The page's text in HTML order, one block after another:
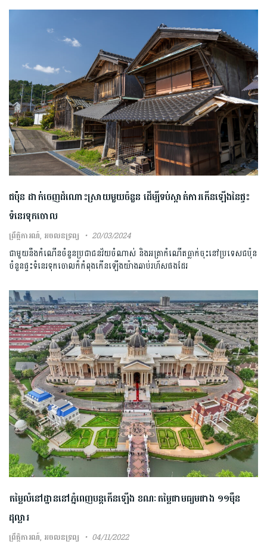
ជប៉ុន ដាក់ចេញដំណោះស្រាយមួយចំនួន ដើម្បីទប់ស្កាត់ការកើនឡើងនៃផ្ទះ
ទំនេរទុកចោល
ព្រឹត្តិការណ៍, អចលនទ្រព្យ 20/03/2024
ជាមួយនឹងកំណើនចំនួនប្រជាជនវ័យចំណាស់ និងអត្រាកំណើតធ្លាក់ចុះនៅប្រទេសជប៉ុន
ចំនួនផ្ទះទំនេរទុកចោលក៏កំពុងកើនឡើងយ៉ាងឆាប់រហ័សផងដែរ
តម្លៃលំនៅដ្ឋាននៅភ្នំពេញបន្តកើនឡើង ខណៈតម្លៃជាមធ្យមជាង ១១ម៉ឺន
ដុល្លារ
ព្រឹត្តិការណ៍, អចលនទ្រព្យ 04/11/2022